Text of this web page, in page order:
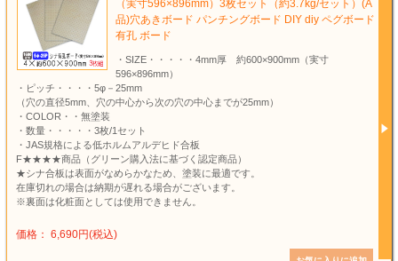
（実寸596×896mm）3枚セット（約3.7kg/セット）(A
品)穴あきボード パンチングボード DIY diy ペグボード
有孔 ボード
・SIZE・・・・・4mm厚 約600×900mm（実寸
596×896mm）
・ピッチ・・・・5φ－25mm
（穴の直径5mm、穴の中心から次の穴の中心までが25mm）
・COLOR・・無塗装
・数量・・・・・3枚/1セット
・JAS規格による低ホルムアルデヒド合板
F★★★★商品（グリーン購入法に基づく認定商品）
★シナ合板は表面がなめらかなため、塗装に最適です。
在庫切れの場合は納期が遅れる場合がございます。
※裏面は化粧面としては使用できません。
価格： 6,690円(税込)